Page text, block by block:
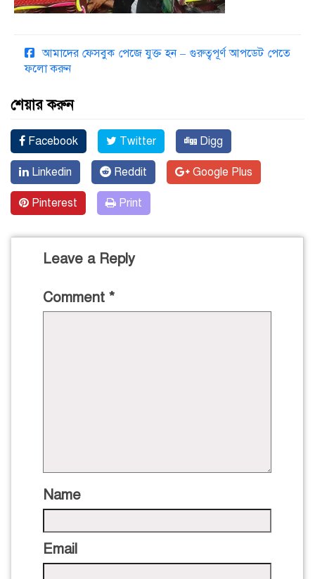
আমাদের ফেসবুক পেজে যুক্ত হন – গুরুত্বপূর্ণ আপডেট পেতে
ফলো করুন
শেয়ার করুন
Facebook Twitter Digg
Linkedin Reddit Google Plus
Pinterest Print
Leave a Reply
Comment *
Name
Email